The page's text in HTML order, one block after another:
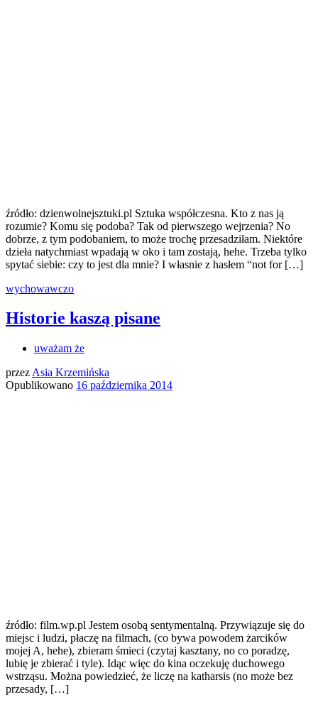
źródło: dzienwolnejsztuki.pl Sztuka współczesna. Kto z nas ją
rozumie? Komu się podoba? Tak od pierwszego wejrzenia? No
dobrze, z tym podobaniem, to może trochę przesadziłam. Niektóre
dzieła natychmiast wpadają w oko i tam zostają, hehe. Trzeba tylko
spytać siebie: czy to jest dla mnie? I własnie z hasłem “not for […]
wychowawczo
Historie kaszą pisane
uważam że
przez Asia Krzemińska
Opublikowano 16 października 2014
źródło: film.wp.pl Jestem osobą sentymentalną. Przywiązuje się do
miejsc i ludzi, płaczę na filmach, (co bywa powodem żarcików
mojej A, hehe), zbieram śmieci (czytaj kasztany, no co poradzę,
lubię je zbierać i tyle). Idąc więc do kina oczekuję duchowego
wstrząsu. Można powiedzieć, że liczę na katharsis (no może bez
przesady, […]